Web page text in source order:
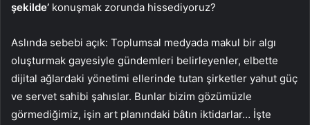
şekilde’ konuşmak zorunda hissediyoruz?
Aslında sebebi açık: Toplumsal medyada makul bir algı
oluşturmak gayesiyle gündemleri belirleyenler, elbette
dijital ağlardaki yönetimi ellerinde tutan şirketler yahut güç
ve servet sahibi şahıslar. Bunlar bizim gözümüzle
görmediğimiz, işin art planındaki bâtın iktidarlar… İşte